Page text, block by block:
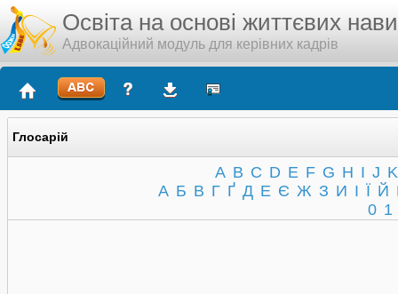
Освіта на основі життєвих
Адвокаційний модуль для керівних кадрів
Глосарій
A B C D E F G H I J K
А Б В Г Ґ Д Е Є Ж З И І Ї Й
0 1